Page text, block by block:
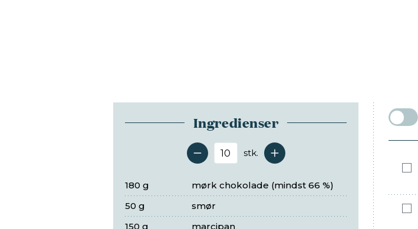
Ingredienser
Antal serveringer
stk.
mørk chokolade (mindst 66 %)
180 g
smør
50 g
marcipan
150 g